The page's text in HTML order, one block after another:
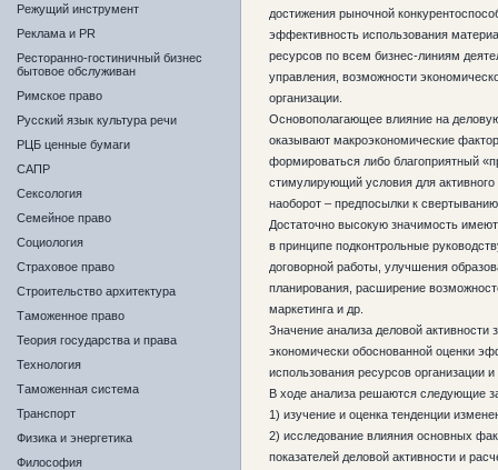
Режущий инструмент
Реклама и PR
Ресторанно-гостиничный бизнес
бытовое обслуживан
Римское право
Русский язык культура речи
РЦБ ценные бумаги
САПР
Сексология
Семейное право
Социология
Страховое право
Строительство архитектура
Таможенное право
Теория государства и права
Технология
Таможенная система
Транспорт
Физика и энергетика
Философия
достижения рыночной
эффективность использования
ресурсов по всем бизнес-линиям
управления, возможности
организации.
Основополагающее влияние на
оказывают макроэкономические
формироваться либо благоприятный
стимулирующий условия для
наоборот – предпосылки к
Достаточно высокую значимость
в принципе подконтрольные
договорной работы, улучшения
планирования, расширение
маркетинга и др.
Значение анализа деловой
экономически обоснованной оценки
использования ресурсов организации
В ходе анализа решаются следующие
1) изучение и оценка тенденции
2) исследование влияния основных
показателей деловой активности и